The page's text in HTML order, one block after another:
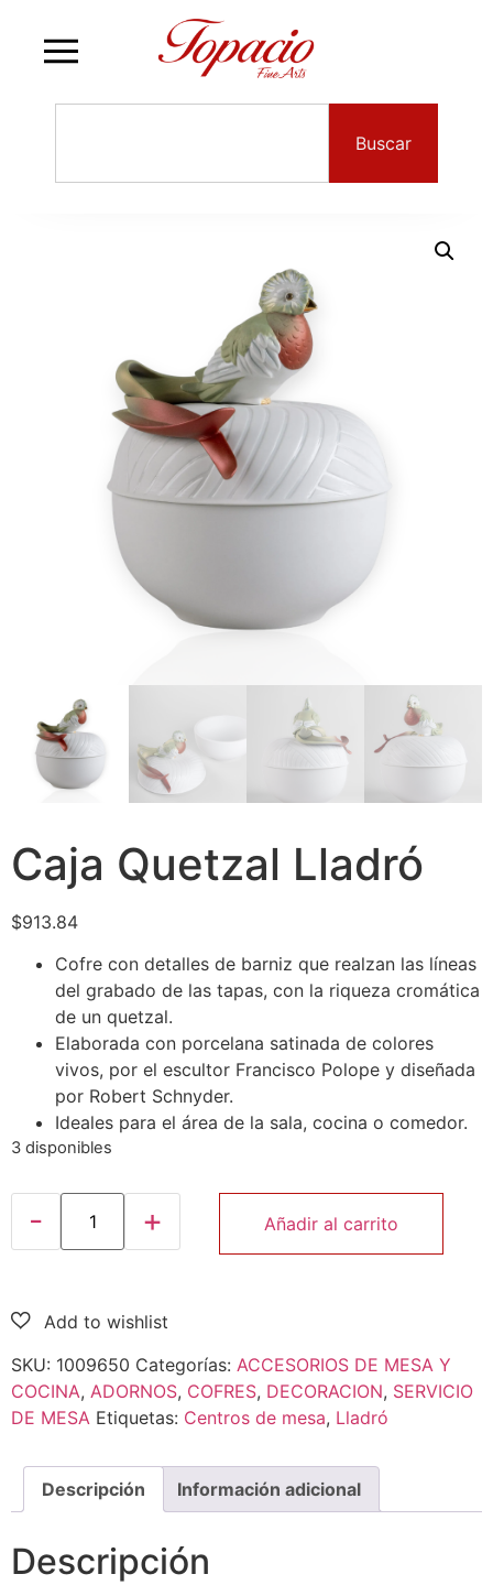
Buscar
Caja Quetzal Lladró
$913.84
Cofre con detalles de barniz que realzan las líneas
del grabado de las tapas, con la riqueza cromática
de un quetzal.
Elaborada con porcelana satinada de colores
vivos, por el escultor Francisco Polope y diseñada
por Robert Schnyder.
Ideales para el área de la sala, cocina o comedor.
3 disponibles
Añadir al carrito
SKU: 1009650 Categorías: ACCESORIOS DE MESA Y
COCINA, ADORNOS, COFRES, DECORACION, SERVICIO
DE MESA Etiquetas: Centros de mesa, Lladró
Descripción Información adicional
Descripción